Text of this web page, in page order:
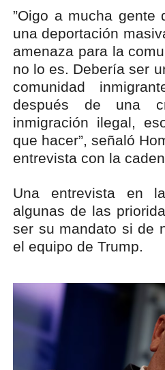
”Oigo a mucha gente
una deportación
amenaza para la
no lo es. Debería ser
comunidad
después de una
inmigración ilegal,
que hacer”, señaló
entrevista con la
Una entrevista en
algunas de las
ser su mandato si de
el equipo de Trump.